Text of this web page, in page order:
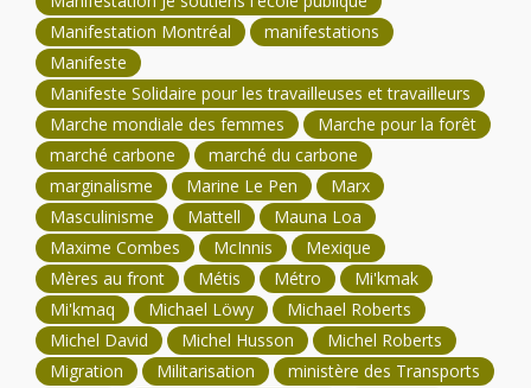
Manifestation Montréal
manifestations
Manifeste
Manifeste Solidaire pour les travailleuses et travailleurs
Marche mondiale des femmes
Marche pour la forêt
marché carbone
marché du carbone
marginalisme
Marine Le Pen
Marx
Masculinisme
Mattell
Mauna Loa
Maxime Combes
McInnis
Mexique
Mères au front
Métis Métro
Mi'kmak
Mi'kmaq
Michael Löwy
Michael Roberts
Michel David
Michel Husson
Michel Roberts
Migration
Militarisation
ministère des Transports